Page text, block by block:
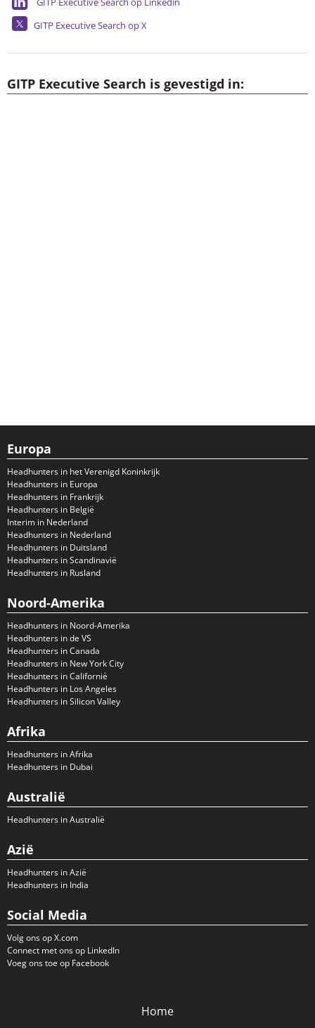
GITP Executive Search op X
GITP Executive Search is gevestigd in:
Europa
Headhunters in het Verenigd Koninkrijk
Headhunters in Europa
Headhunters in Frankrijk
Headhunters in België
Interim in Nederland
Headhunters in Nederland
Headhunters in Duitsland
Headhunters in Scandinavië
Headhunters in Rusland
Noord-Amerika
Headhunters in Noord-Amerika
Headhunters in de VS
Headhunters in Canada
Headhunters in New York City
Headhunters in Californië
Headhunters in Los Angeles
Headhunters in Silicon Valley
Afrika
Headhunters in Afrika
Headhunters in Dubai
Australië
Headhunters in Australië
Azië
Headhunters in Azië
Headhunters in India
Social Media
Volg ons op X.com
Connect met ons op LinkedIn
Voeg ons toe op Facebook
Home